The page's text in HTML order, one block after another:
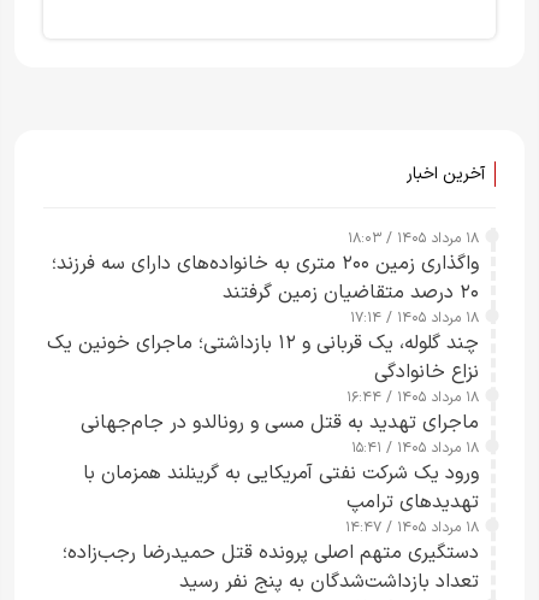
آخرین اخبار
۱۸ مرداد ۱۴۰۵ / ۱۸:۰۳
واگذاری زمین ۲۰۰ متری به خانواده‌های دارای سه فرزند؛
۲۰ درصد متقاضیان زمین گرفتند
۱۸ مرداد ۱۴۰۵ / ۱۷:۱۴
چند گلوله، یک قربانی و ۱۲ بازداشتی؛ ماجرای خونین یک
نزاع خانوادگی
۱۸ مرداد ۱۴۰۵ / ۱۶:۴۴
ماجرای تهدید به قتل مسی و رونالدو در جام‌جهانی
۱۸ مرداد ۱۴۰۵ / ۱۵:۴۱
ورود یک شرکت نفتی آمریکایی به گرینلند همزمان با
تهدیدهای ترامپ
۱۸ مرداد ۱۴۰۵ / ۱۴:۴۷
دستگیری متهم اصلی پرونده قتل حمیدرضا رجب‌زاده؛
تعداد بازداشت‌شدگان به پنج نفر رسید